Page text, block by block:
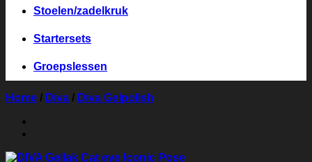
Stoelen/zadelkruk
Startersets
Groepslessen
Home / Diva / Diva Gelpolish